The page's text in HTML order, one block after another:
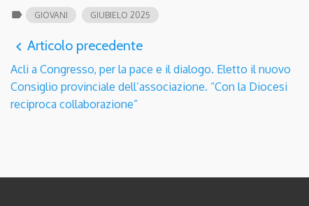
label GIOVANI GIUBIELO 2025
navigate_before Articolo precedente
Acli a Congresso, per la pace e il dialogo. Eletto il nuovo
Consiglio provinciale dell’associazione. “Con la Diocesi
reciproca collaborazione”